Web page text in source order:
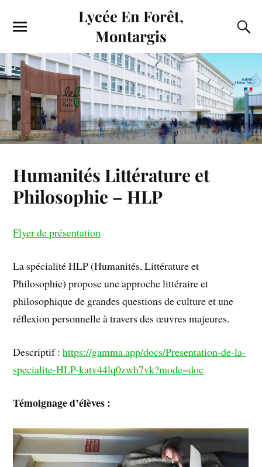
Lycée En Forêt,
Montargis
Humanités Littérature et
Philosophie – HLP
Flyer de présentation
La spécialité HLP (Humanités, Littérature et
Philosophie) propose une approche littéraire et
philosophique de grandes questions de culture et une
réflexion personnelle à travers des œuvres majeures.
Descriptif :https://gamma.app/docs/Presentation-de-la-
specialite-HLP-katv44lq0zwh7vk?mode=doc
Témoignage d’élèves :